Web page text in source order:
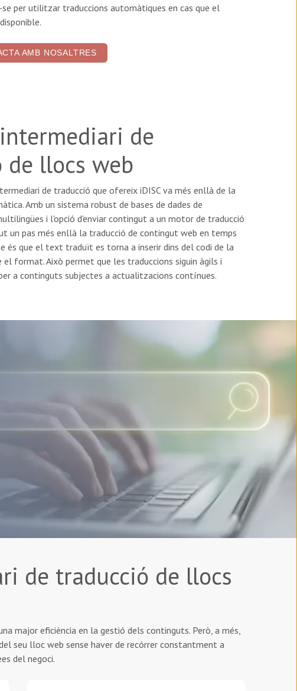
per utilitzar traduccions automàtiques en cas que el
AMB NOSALTRES
de
de llocs web
de traducció que ofereix iDISC va més enllà de la
Amb un sistema robust de bases de dades de
i l'opció d'enviar contingut a un motor de traducció
un pas més enllà la traducció de contingut web en temps
és que el text traduït es torna a inserir dins del codi de la
el format. Això permet que les traduccions siguin àgils i
a continguts subjectes a actualitzacions contínues.
de traducció de llocs
major eficiència en la gestió dels continguts. Però, a més,
seu lloc web sense haver de recórrer constantment a
del negoci.